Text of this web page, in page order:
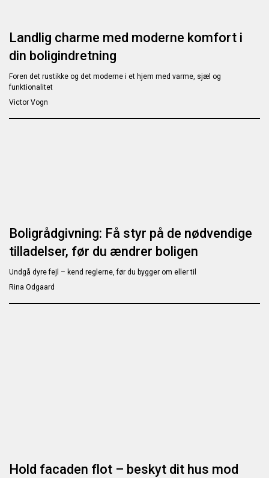
Landlig charme med moderne komfort i
din boligindretning
Foren det rustikke og det moderne i et hjem med varme, sjæl og
funktionalitet
Victor Vogn
Boligrådgivning: Få styr på de nødvendige
tilladelser, før du ændrer boligen
Undgå dyre fejl – kend reglerne, før du bygger om eller til
Rina Odgaard
Hold facaden flot – beskyt dit hus mod